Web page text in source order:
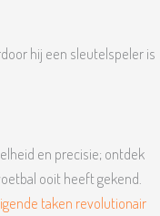
hij een sleutelspeler is
en precisie; ontdek
ooit heeft gekend.
taken revolutionair